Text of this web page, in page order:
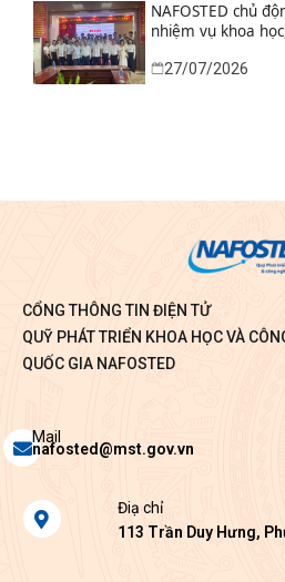
NAFOSTED chủ
nhiệm vụ khoa
Bình
27/07/2026
CỔNG THÔNG TIN ĐIỆN TỬ
QUỸ PHÁT TRIỂN KHOA HỌC VÀ
QUỐC GIA NAFOSTED
Envelope
Mail
nafosted@mst.gov.vn
Map-
marker-
Điạ chỉ
113 Trần Duy Hưng,